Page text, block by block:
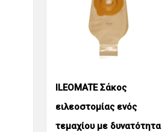
ILEOMATE Σάκος
ειλεοστομίας ενός
τεμαχίου με δυνατότητα